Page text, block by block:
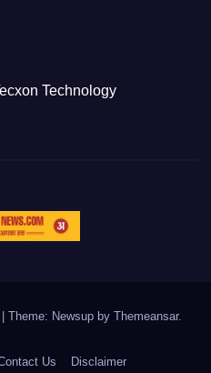
Technology
Theme: Newsup by Themeansar.
Us Disclaimer